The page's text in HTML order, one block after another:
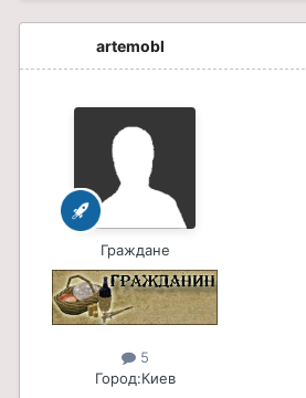
artemobl
Граждане
5
Город:Киев